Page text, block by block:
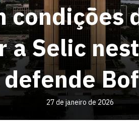
condições
a Selic
defende
27 de janeiro de 2026